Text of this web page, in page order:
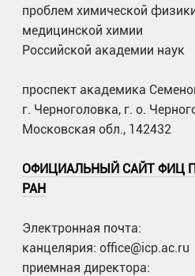
проблем химической
медицинской химии
Российской академии наук
проспект академика
г. Черноголовка, г. о.
Московская обл., 142432
ОФИЦИАЛЬНЫЙ САЙТ ФИЦ
РАН
Электронная почта:
канцелярия: office@icp.ac.ru
приемная директора: